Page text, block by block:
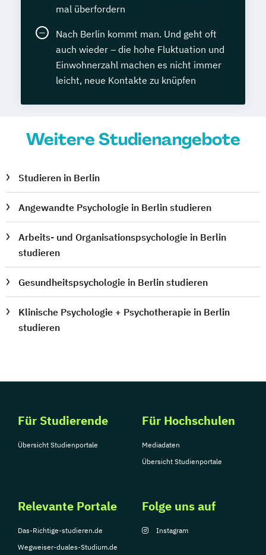
mal überfordern
Nach Berlin kommt man. Und geht oft
auch wieder – die hohe Fluktuation und
Einwohnerzahl machen es nicht immer
leicht, neue Kontakte zu knüpfen
Weitere Studienangebote
Studieren in Berlin
Angewandte Psychologie in Berlin studieren
Arbeits- und Organisationspsychologie in Berlin
studieren
Gesundheitspsychologie in Berlin studieren
Klinische Psychologie + Psychotherapie in Berlin
studieren
Für Studierende
Übersicht Studienportale
Für Hochschulen
Mediadaten
Übersicht Studienportale
Relevante Portale
Das-Richtige-studieren.de
Wegweiser-duales-Studium.de
Folge uns auf
Instagram